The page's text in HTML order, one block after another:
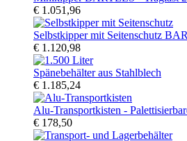
€ 1.051,96
Selbstkipper mit Seitenschutz
€ 1.120,98
Spänebehälter aus Stahlblech
€ 1.185,24
Alu-Transportkisten -
€ 178,50